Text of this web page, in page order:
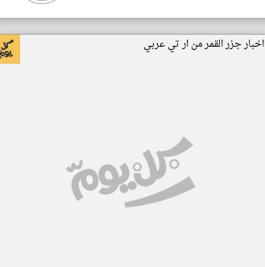
اخبار جزر القمر من ار تي عربي